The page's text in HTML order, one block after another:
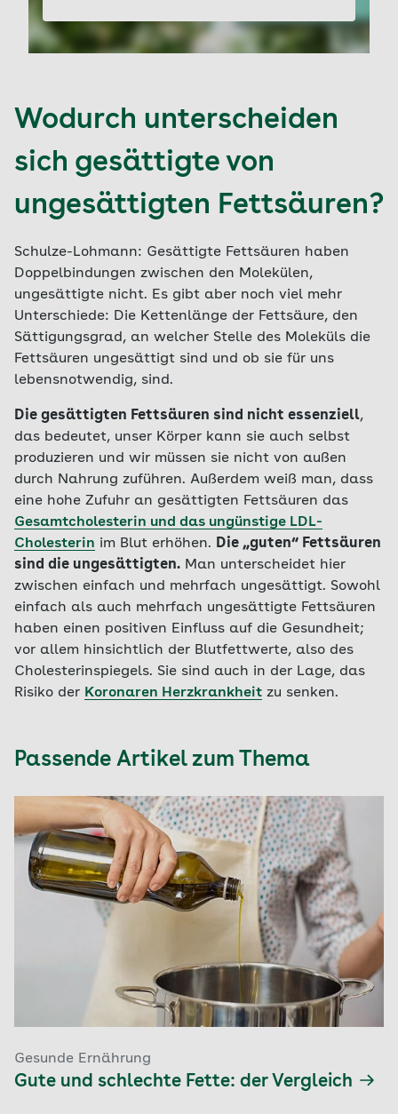
Nahrungsergänzungsmittel sinnvoll sein können, erklärt
Doc Felix.
Wodurch unterscheiden
sich gesättigte von
ungesättigten Fettsäuren?
Schulze-Lohmann: Gesättigte Fettsäuren haben
Doppelbindungen zwischen den Molekülen,
ungesättigte nicht. Es gibt aber noch viel mehr
Unterschiede: Die Kettenlänge der Fettsäure, den
Sättigungsgrad, an welcher Stelle des Moleküls die
Fettsäuren ungesättigt sind und ob sie für uns
lebensnotwendig, sind.
Die gesättigten Fettsäuren sind nicht essenziell,
das bedeutet, unser Körper kann sie auch selbst
produzieren und wir müssen sie nicht von außen
durch Nahrung zuführen. Außerdem weiß man, dass
eine hohe Zufuhr an gesättigten Fettsäuren das
Gesamtcholesterin und das ungünstige LDL-
Cholesterin im Blut erhöhen. Die „guten“ Fettsäuren
sind die ungesättigten. Man unterscheidet hier
zwischen einfach und mehrfach ungesättigt. Sowohl
einfach als auch mehrfach ungesättigte Fettsäuren
haben einen positiven Einfluss auf die Gesundheit;
vor allem hinsichtlich der Blutfettwerte, also des
Cholesterinspiegels. Sie sind auch in der Lage, das
Risiko der Koronaren Herzkrankheit zu senken.
Passende Artikel zum Thema
Gesunde Ernährung
Gute und schlechte Fette: der Vergleich